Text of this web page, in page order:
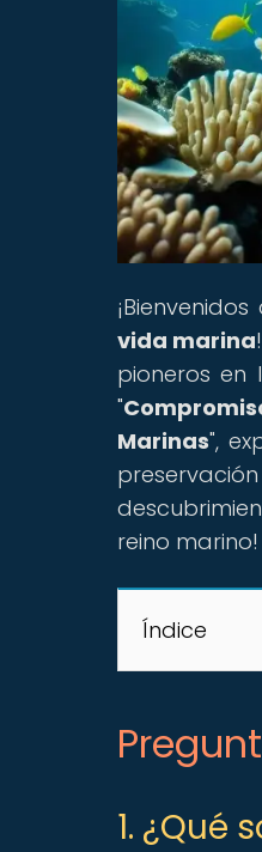
¡Bienvenidos
vida marina
pioneros en
"
Marinas",
reino marino!
Índice
1. ¿Qué